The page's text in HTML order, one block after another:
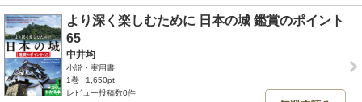
より深く楽しむために 日本の城 鑑賞のポイント
65
中井均
小説・実用書
1巻
1,650pt
レビュー投稿数0件